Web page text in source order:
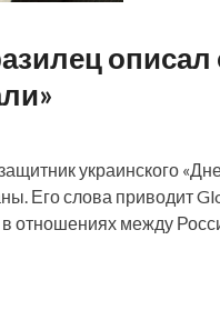
описал
украинского
Его слова приводит
в отношениях между